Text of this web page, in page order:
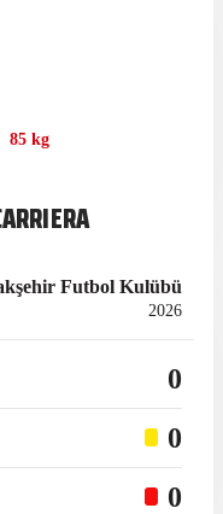
con Tokat
alcuna
85 kg
Futbol Kulübü
2026
0
0
0